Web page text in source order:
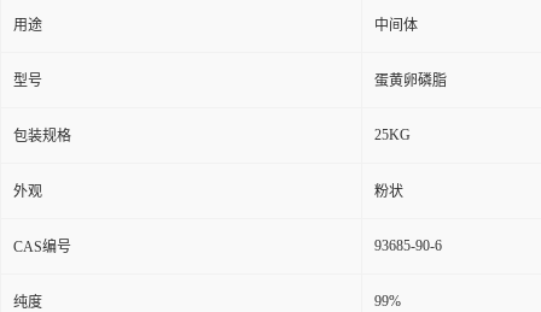
用途 中间体
型号 蛋黄卵磷脂
包装规格 25KG
外观 粉状
CAS编号 93685-90-6
纯度 99%